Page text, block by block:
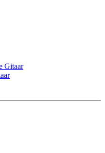
Gitaar